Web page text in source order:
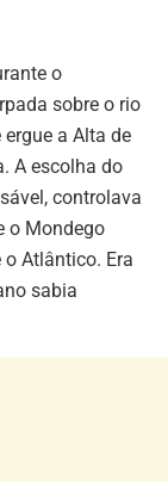
o
sobre o rio
a Alta de
A escolha do
controlava
o Mondego
Atlântico. Era
sabia